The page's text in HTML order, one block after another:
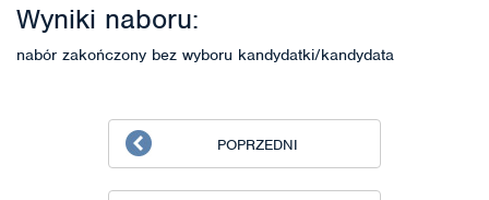
Wyniki naboru:
nabór zakończony bez wyboru kandydatki/kandydata
POPRZEDNI